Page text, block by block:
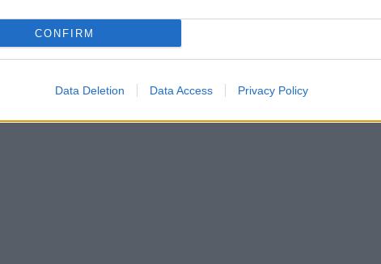
CONFIRM
Data Deletion Data Access Privacy Policy